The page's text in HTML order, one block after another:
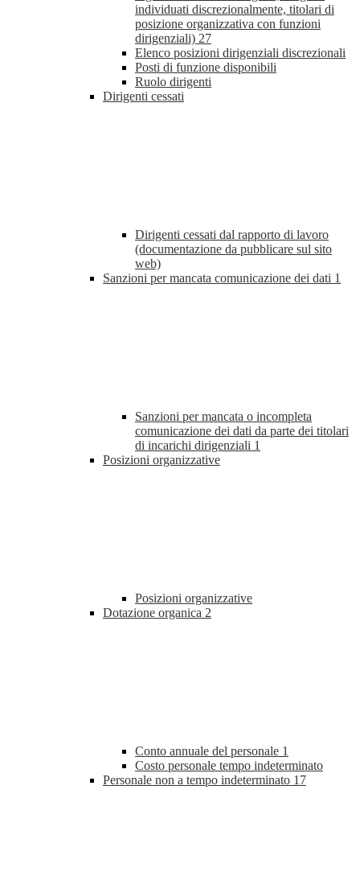
individuati discrezionalmente, titolari di
posizione organizzativa con funzioni
dirigenziali) 27
Elenco posizioni dirigenziali discrezionali
Posti di funzione disponibili
Ruolo dirigenti
Dirigenti cessati
Dirigenti cessati dal rapporto di lavoro
(documentazione da pubblicare sul sito
web)
Sanzioni per mancata comunicazione dei dati 1
Sanzioni per mancata o incompleta
comunicazione dei dati da parte dei titolari
di incarichi dirigenziali 1
Posizioni organizzative
Posizioni organizzative
Dotazione organica 2
Conto annuale del personale 1
Costo personale tempo indeterminato
Personale non a tempo indeterminato 17